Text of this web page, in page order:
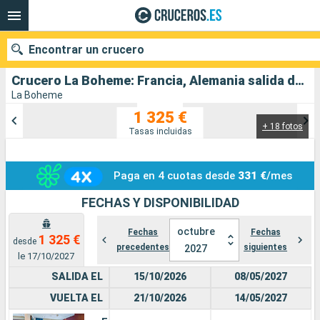
Crucero La Boheme: Francia, Alemania salida desde Estrasburgo
La Boheme
+ 18 fotos
1 325 €
Tasas incluidas
Paga en 4 cuotas desde 331 €/mes
FECHAS Y DISPONIBILIDAD
desde 1 325 €
le 17/10/2027
Fechas
precedentes
octubre
2027
Fechas
siguientes
SALIDA EL
VUELTA EL
15/10/2026
21/10/2026
08/05/2027
14/05/2027
Encontrar un crucero
Fecha de salida
Puertos Compañías
Buscar